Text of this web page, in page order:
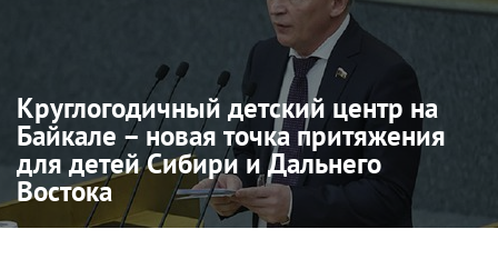
Круглогодичный детский центр на
Байкале – новая точка притяжения
для детей Сибири и Дальнего
Востока